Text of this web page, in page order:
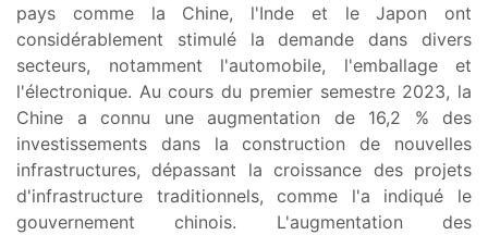
pays comme la Chine, l'Inde et le Japon ont
considérablement stimulé la demande dans divers
secteurs, notamment l'automobile, l'emballage et
l'électronique. Au cours du premier semestre 2023, la
Chine a connu une augmentation de 16,2 % des
investissements dans la construction de nouvelles
infrastructures, dépassant la croissance des projets
d'infrastructure traditionnels, comme l'a indiqué le
gouvernement chinois. L'augmentation des